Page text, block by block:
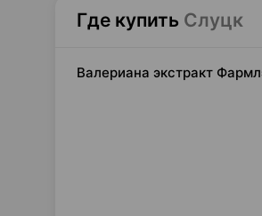
Где купить Слуцк
Валериана экстракт